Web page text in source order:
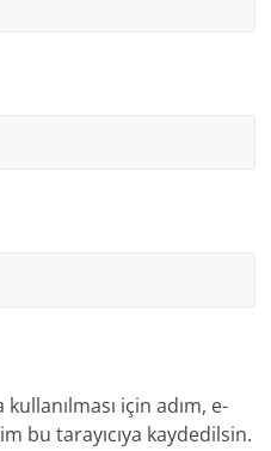
için adım, e-
bu tarayıcıya kaydedilsin.